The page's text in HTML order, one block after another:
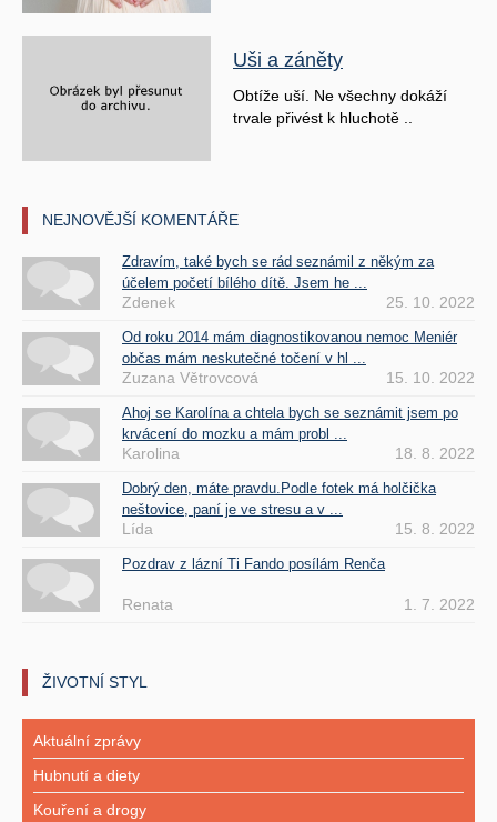
Uši a záněty
Obtíže uší. Ne všechny dokáží
trvale přivést k hluchotě ..
NEJNOVĚJŠÍ KOMENTÁŘE
Zdravím, také bych se rád seznámil z někým za
účelem početí bílého dítě. Jsem he ...
Zdenek 25. 10. 2022
Od roku 2014 mám diagnostikovanou nemoc Meniér
občas mám neskutečné točení v hl ...
Zuzana Větrovcová 15. 10. 2022
Ahoj se Karolína a chtela bych se seznámit jsem po
krvácení do mozku a mám probl ...
Karolina 18. 8. 2022
Dobrý den, máte pravdu.Podle fotek má holčička
neštovice, paní je ve stresu a v ...
Lída 15. 8. 2022
Pozdrav z lázní Ti Fando posílám Renča
Renata 1. 7. 2022
ŽIVOTNÍ STYL
Aktuální zprávy
Hubnutí a diety
Kouření a drogy